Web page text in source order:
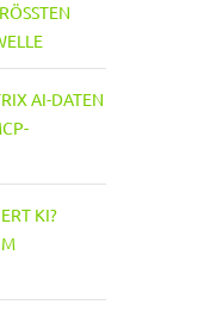
B
AI-DATEN
KI?